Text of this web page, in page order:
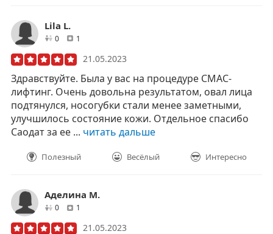
Lila L.
0друзей1
21.05.2023
Здравствуйте. Была у вас на процедуре СМАС-
лифтинг. Очень довольна результатом, овал лица
подтянулся, носогубки стали менее заметными,
улучшилось состояние кожи. Отдельное спасибо
Саодат за ее ... читать дальше
Полезный Весёлый Интересно
Аделина М.
0друзей1
21.05.2023